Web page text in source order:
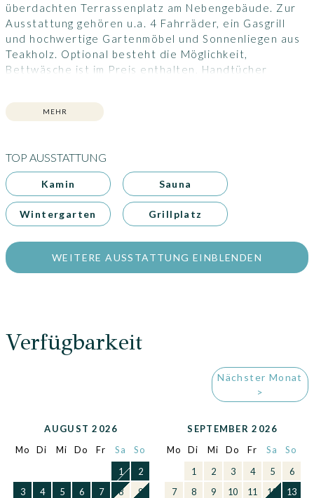
überdachten Terrassenplatz am Nebengebäude. Zur
Ausstattung gehören u.a. 4 Fahrräder, ein Gasgrill
und hochwertige Gartenmöbel und Sonnenliegen aus
Teakholz. Optional besteht die Möglichkeit,
Bettwäsche ist im Preis enthalten, Handtücher
MEHR
TOP AUSSTATTUNG
Kamin Sauna
Wintergarten Grillplatz
WEITERE AUSSTATTUNG EINBLENDEN
Verfügbarkeit
Nächster Monat
>
AUGUST 2026
Mo
Di Mi Do Fr Sa
So
1
2
3
4 5 6 7 8
9
SEPTEMBER 2026
Mo
Di Mi Do Fr Sa
So
1
2 3 4 5
6
7
8 9 10 11 12
13